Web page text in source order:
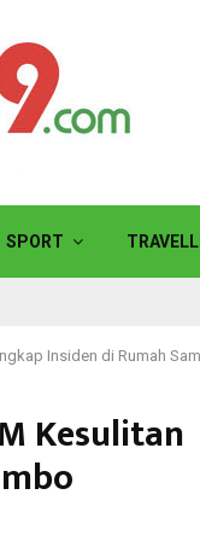
SPORT
Insiden di Rumah
Kesulitan